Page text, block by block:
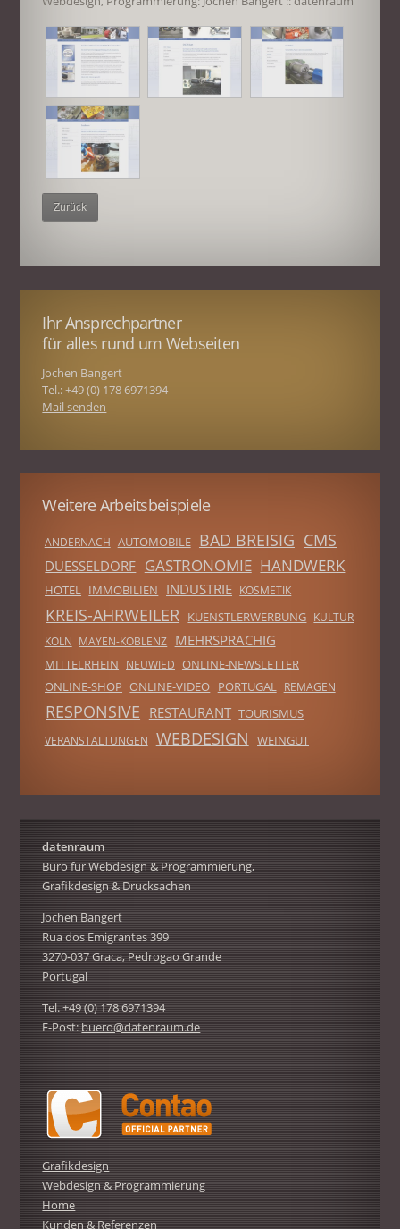
Zurück
Ihr Ansprechpartner
für alles rund um Webseiten
Jochen Bangert
Tel.: +49 (0) 178 6971394
Mail senden
Weitere Arbeitsbeispiele
ANDERNACH AUTOMOBILE BAD BREISIG CMS
DUESSELDORF GASTRONOMIE HANDWERK
HOTEL IMMOBILIEN INDUSTRIE KOSMETIK
KREIS-AHRWEILER KUENSTLERWERBUNG KULTUR
KÖLN MAYEN-KOBLENZ MEHRSPRACHIG
MITTELRHEIN NEUWIED ONLINE-NEWSLETTER
ONLINE-SHOP ONLINE-VIDEO PORTUGAL REMAGEN
RESPONSIVE RESTAURANT TOURISMUS
VERANSTALTUNGEN WEBDESIGN WEINGUT
datenraum
Büro für Webdesign & Programmierung,
Grafikdesign & Drucksachen
Jochen Bangert
Rua dos Emigrantes 399
3270-037 Graca, Pedrogao Grande
Portugal
Tel. +49 (0) 178 6971394
E-Post:buero@datenraum.de
Grafikdesign
Webdesign & Programmierung
Home
Kunden & Referenzen